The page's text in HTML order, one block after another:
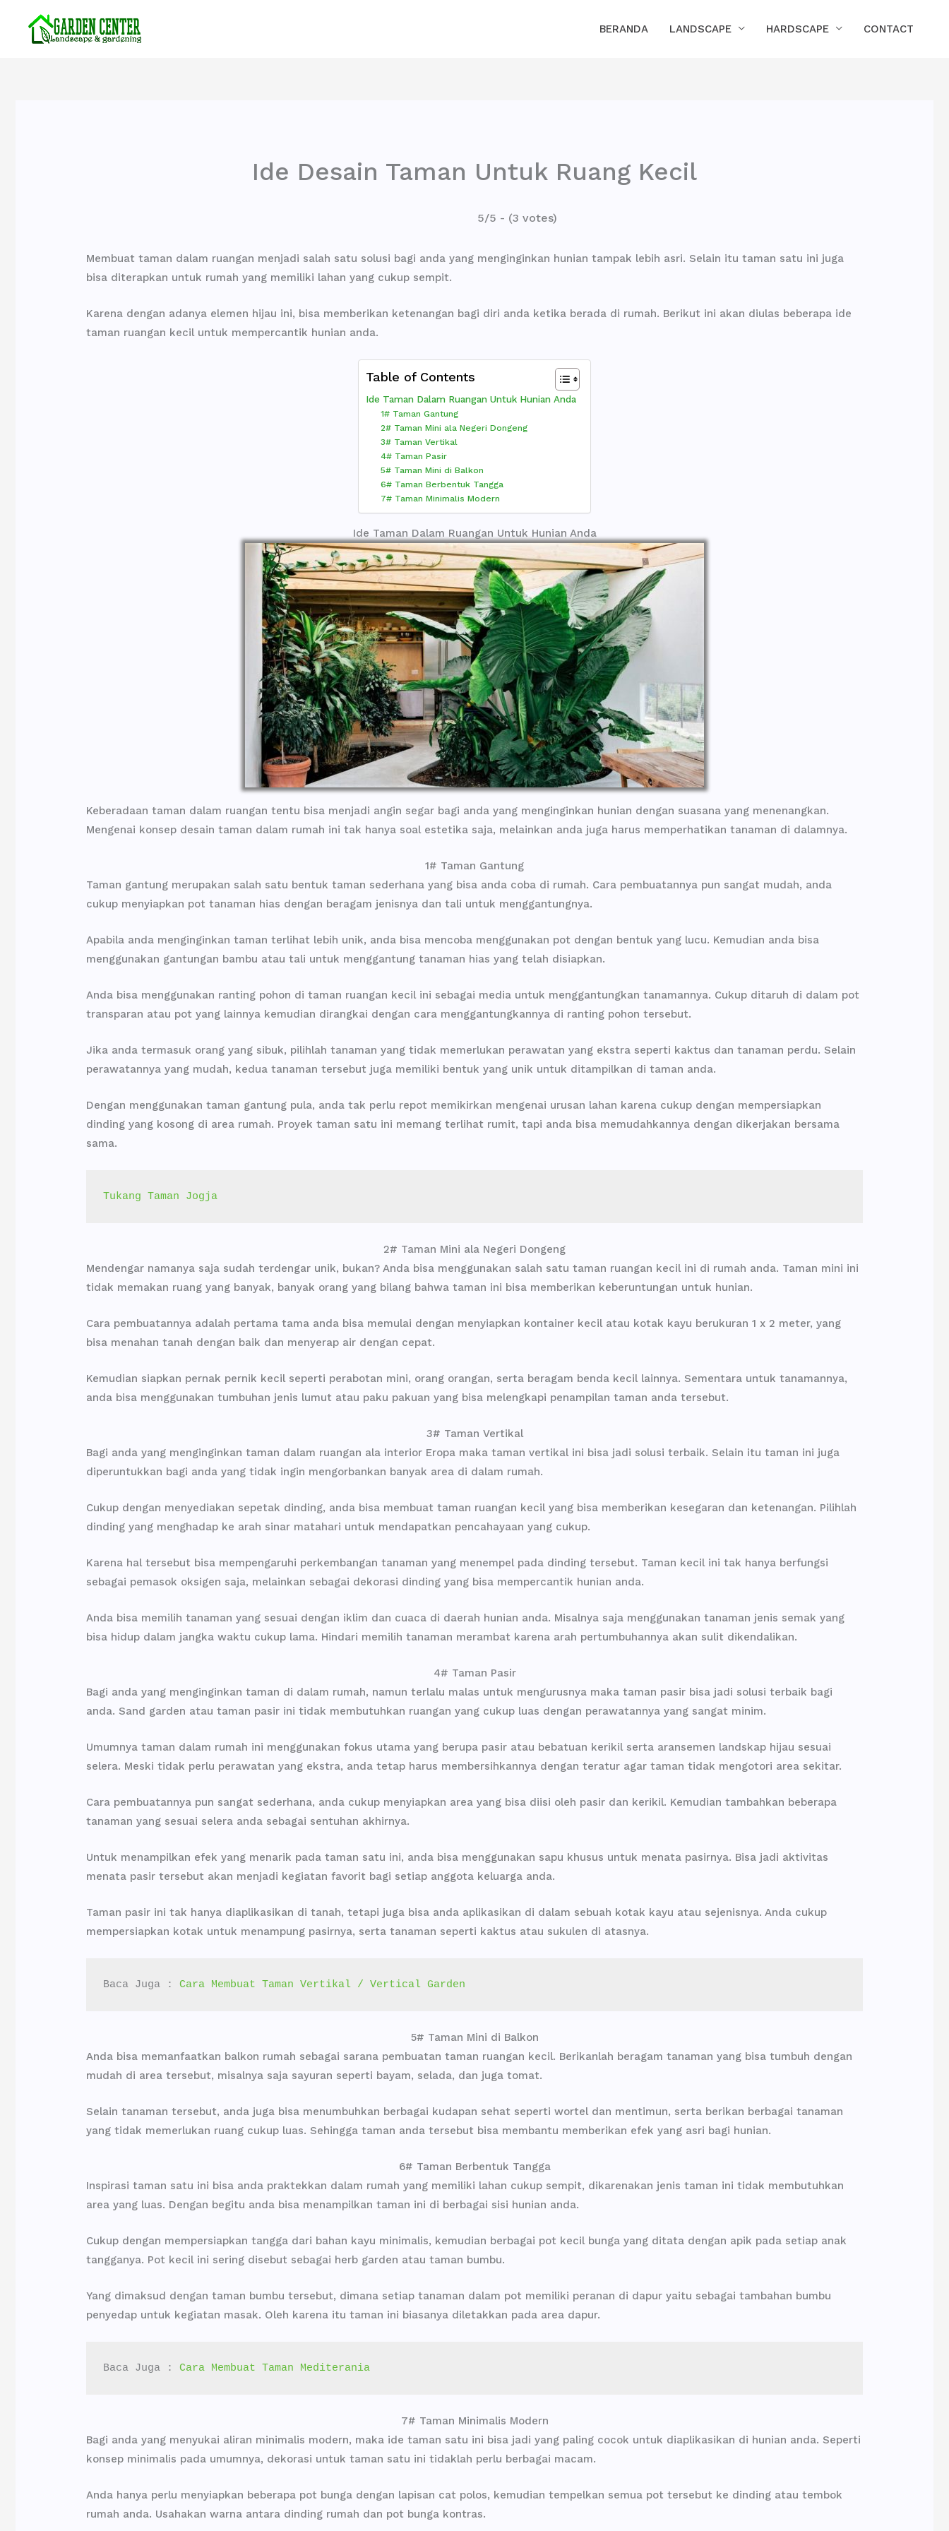
konten
BERANDA LANDSCAPE HARDSCAPE CONTACT
Ide Desain Taman Untuk Ruang Kecil
5/5 - (3 votes)
Membuat taman dalam ruangan menjadi salah satu solusi bagi anda yang menginginkan hunian tampak lebih asri. Selain itu taman satu ini juga
bisa diterapkan untuk rumah yang memiliki lahan yang cukup sempit.
Karena dengan adanya elemen hijau ini, bisa memberikan ketenangan bagi diri anda ketika berada di rumah. Berikut ini akan diulas beberapa ide
taman ruangan kecil untuk mempercantik hunian anda.
Table of Contents
Ide Taman Dalam Ruangan Untuk Hunian Anda
1# Taman Gantung
2# Taman Mini ala Negeri Dongeng
3# Taman Vertikal
4# Taman Pasir
5# Taman Mini di Balkon
6# Taman Berbentuk Tangga
7# Taman Minimalis Modern
Ide Taman Dalam Ruangan Untuk Hunian Anda
Keberadaan taman dalam ruangan tentu bisa menjadi angin segar bagi anda yang menginginkan hunian dengan suasana yang menenangkan.
Mengenai konsep desain taman dalam rumah ini tak hanya soal estetika saja, melainkan anda juga harus memperhatikan tanaman di dalamnya.
1# Taman Gantung
Taman gantung merupakan salah satu bentuk taman sederhana yang bisa anda coba di rumah. Cara pembuatannya pun sangat mudah, anda
cukup menyiapkan pot tanaman hias dengan beragam jenisnya dan tali untuk menggantungnya.
Apabila anda menginginkan taman terlihat lebih unik, anda bisa mencoba menggunakan pot dengan bentuk yang lucu. Kemudian anda bisa
menggunakan gantungan bambu atau tali untuk menggantung tanaman hias yang telah disiapkan.
Anda bisa menggunakan ranting pohon di taman ruangan kecil ini sebagai media untuk menggantungkan tanamannya. Cukup ditaruh di dalam pot
transparan atau pot yang lainnya kemudian dirangkai dengan cara menggantungkannya di ranting pohon tersebut.
Jika anda termasuk orang yang sibuk, pilihlah tanaman yang tidak memerlukan perawatan yang ekstra seperti kaktus dan tanaman perdu. Selain
perawatannya yang mudah, kedua tanaman tersebut juga memiliki bentuk yang unik untuk ditampilkan di taman anda.
Dengan menggunakan taman gantung pula, anda tak perlu repot memikirkan mengenai urusan lahan karena cukup dengan mempersiapkan
dinding yang kosong di area rumah. Proyek taman satu ini memang terlihat rumit, tapi anda bisa memudahkannya dengan dikerjakan bersama
sama.
Tukang Taman Jogja
2# Taman Mini ala Negeri Dongeng
Mendengar namanya saja sudah terdengar unik, bukan? Anda bisa menggunakan salah satu taman ruangan kecil ini di rumah anda. Taman mini ini
tidak memakan ruang yang banyak, banyak orang yang bilang bahwa taman ini bisa memberikan keberuntungan untuk hunian.
Cara pembuatannya adalah pertama tama anda bisa memulai dengan menyiapkan kontainer kecil atau kotak kayu berukuran 1 x 2 meter, yang
bisa menahan tanah dengan baik dan menyerap air dengan cepat.
Kemudian siapkan pernak pernik kecil seperti perabotan mini, orang orangan, serta beragam benda kecil lainnya. Sementara untuk tanamannya,
anda bisa menggunakan tumbuhan jenis lumut atau paku pakuan yang bisa melengkapi penampilan taman anda tersebut.
3# Taman Vertikal
Bagi anda yang menginginkan taman dalam ruangan ala interior Eropa maka taman vertikal ini bisa jadi solusi terbaik. Selain itu taman ini juga
diperuntukkan bagi anda yang tidak ingin mengorbankan banyak area di dalam rumah.
Cukup dengan menyediakan sepetak dinding, anda bisa membuat taman ruangan kecil yang bisa memberikan kesegaran dan ketenangan. Pilihlah
dinding yang menghadap ke arah sinar matahari untuk mendapatkan pencahayaan yang cukup.
Karena hal tersebut bisa mempengaruhi perkembangan tanaman yang menempel pada dinding tersebut. Taman kecil ini tak hanya berfungsi
sebagai pemasok oksigen saja, melainkan sebagai dekorasi dinding yang bisa mempercantik hunian anda.
Anda bisa memilih tanaman yang sesuai dengan iklim dan cuaca di daerah hunian anda. Misalnya saja menggunakan tanaman jenis semak yang
bisa hidup dalam jangka waktu cukup lama. Hindari memilih tanaman merambat karena arah pertumbuhannya akan sulit dikendalikan.
4# Taman Pasir
Bagi anda yang menginginkan taman di dalam rumah, namun terlalu malas untuk mengurusnya maka taman pasir bisa jadi solusi terbaik bagi
anda. Sand garden atau taman pasir ini tidak membutuhkan ruangan yang cukup luas dengan perawatannya yang sangat minim.
Umumnya taman dalam rumah ini menggunakan fokus utama yang berupa pasir atau bebatuan kerikil serta aransemen landskap hijau sesuai
selera. Meski tidak perlu perawatan yang ekstra, anda tetap harus membersihkannya dengan teratur agar taman tidak mengotori area sekitar.
Cara pembuatannya pun sangat sederhana, anda cukup menyiapkan area yang bisa diisi oleh pasir dan kerikil. Kemudian tambahkan beberapa
tanaman yang sesuai selera anda sebagai sentuhan akhirnya.
Untuk menampilkan efek yang menarik pada taman satu ini, anda bisa menggunakan sapu khusus untuk menata pasirnya. Bisa jadi aktivitas
menata pasir tersebut akan menjadi kegiatan favorit bagi setiap anggota keluarga anda.
Taman pasir ini tak hanya diaplikasikan di tanah, tetapi juga bisa anda aplikasikan di dalam sebuah kotak kayu atau sejenisnya. Anda cukup
mempersiapkan kotak untuk menampung pasirnya, serta tanaman seperti kaktus atau sukulen di atasnya.
Baca Juga : Cara Membuat Taman Vertikal / Vertical Garden
5# Taman Mini di Balkon
Anda bisa memanfaatkan balkon rumah sebagai sarana pembuatan taman ruangan kecil. Berikanlah beragam tanaman yang bisa tumbuh dengan
mudah di area tersebut, misalnya saja sayuran seperti bayam, selada, dan juga tomat.
Selain tanaman tersebut, anda juga bisa menumbuhkan berbagai kudapan sehat seperti wortel dan mentimun, serta berikan berbagai tanaman
yang tidak memerlukan ruang cukup luas. Sehingga taman anda tersebut bisa membantu memberikan efek yang asri bagi hunian.
6# Taman Berbentuk Tangga
Inspirasi taman satu ini bisa anda praktekkan dalam rumah yang memiliki lahan cukup sempit, dikarenakan jenis taman ini tidak membutuhkan
area yang luas. Dengan begitu anda bisa menampilkan taman ini di berbagai sisi hunian anda.
Cukup dengan mempersiapkan tangga dari bahan kayu minimalis, kemudian berbagai pot kecil bunga yang ditata dengan apik pada setiap anak
tangganya. Pot kecil ini sering disebut sebagai herb garden atau taman bumbu.
Yang dimaksud dengan taman bumbu tersebut, dimana setiap tanaman dalam pot memiliki peranan di dapur yaitu sebagai tambahan bumbu
penyedap untuk kegiatan masak. Oleh karena itu taman ini biasanya diletakkan pada area dapur.
Baca Juga : Cara Membuat Taman Mediterania
7# Taman Minimalis Modern
Bagi anda yang menyukai aliran minimalis modern, maka ide taman satu ini bisa jadi yang paling cocok untuk diaplikasikan di hunian anda. Seperti
konsep minimalis pada umumnya, dekorasi untuk taman satu ini tidaklah perlu berbagai macam.
Anda hanya perlu menyiapkan beberapa pot bunga dengan lapisan cat polos, kemudian tempelkan semua pot tersebut ke dinding atau tembok
rumah anda. Usahakan warna antara dinding rumah dan pot bunga kontras.